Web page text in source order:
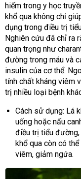
hiếm trong y học
khổ qua không chỉ
dụng trong điều trị
Nghiên cứu đã chỉ ra
quan trọng như
đường trong máu và
insulin của cơ thể.
tính chất kháng viêm
trị nhiều loại bệnh
Cách sử dụng: Lá
uống hoặc nấu
điều trị tiểu
khổ qua còn có
viêm, giảm ngứa.